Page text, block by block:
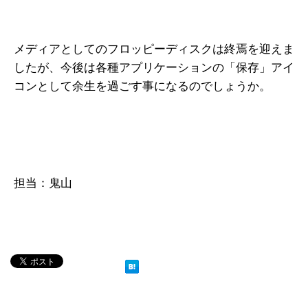
メディアとしてのフロッピーディスクは終焉を迎えま
したが、今後は各種アプリケーションの「保存」アイ
コンとして余生を過ごす事になるのでしょうか。
担当：鬼山